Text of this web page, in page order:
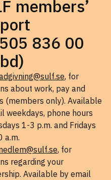
members’
836 00
, for
about work, pay and
(members only). Available
weekdays, phone hours
1-3 p.m. and Fridays
a.m.
, for
regarding your
Available by email